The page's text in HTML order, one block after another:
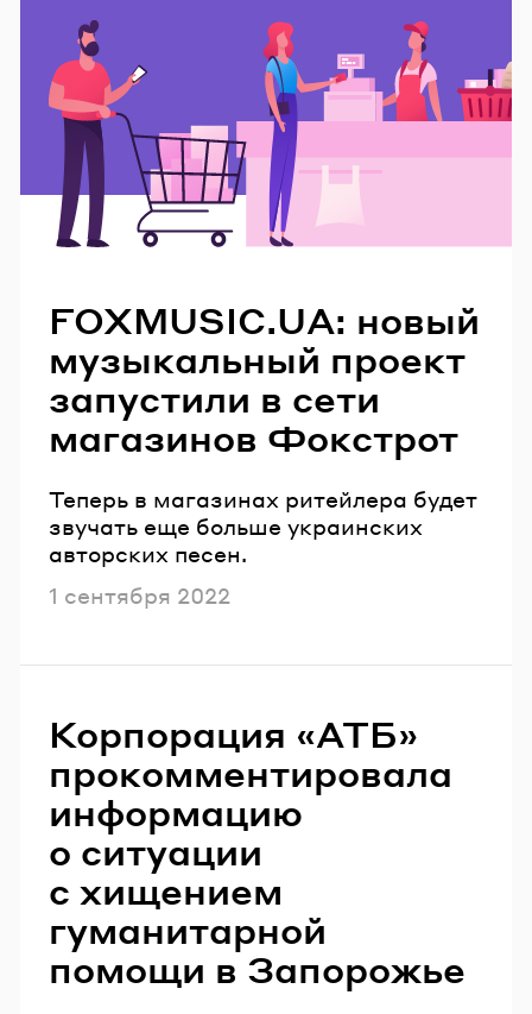
FOXMUSIC.UA: новый
музыкальный проект
запустили в сети
магазинов Фокстрот
Теперь в магазинах ритейлера будет
звучать еще больше украинских
авторских песен.
Опубликовано
1 сентября 2022
Корпорация «АТБ»
прокомментировала
информацию
о ситуации
с хищением
гуманитарной
помощи в Запорожье